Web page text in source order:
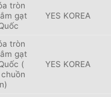
tròn
gạt
YES KOREA
tròn
gạt
(
YES KOREA